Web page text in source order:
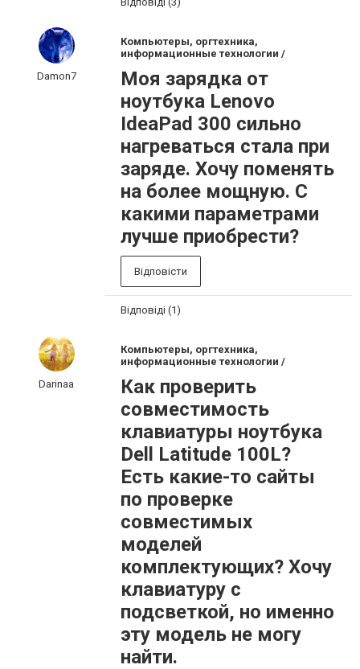
Damon7
Компьютеры, оргтехника,
информационные технологии /
Моя зарядка от
ноутбука Lenovo
IdeaPad 300 сильно
нагреваться стала при
заряде. Хочу поменять
на более мощную. С
какими параметрами
лучше приобрести?
Відповісти
Відповіді (1)
Darinaa
Компьютеры, оргтехника,
информационные технологии /
Как проверить
совместимость
клавиатуры ноутбука
Dell Latitude 100L?
Есть какие-то сайты
по проверке
совместимых
моделей
комплектующих? Хочу
клавиатуру с
подсветкой, но именно
эту модель не могу
найти.